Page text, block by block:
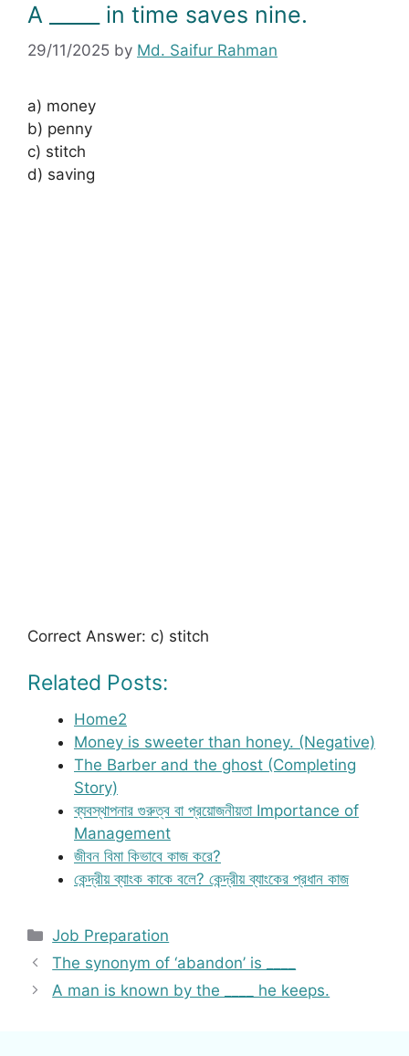
A _____ in time saves nine.
29/11/2025 by Md. Saifur Rahman
a) money
b) penny
c) stitch
d) saving
Correct Answer: c) stitch
Related Posts:
Home2
Money is sweeter than honey. (Negative)
The Barber and the ghost (Completing
Story)
ব্যবস্থাপনার গুরুত্ব বা প্রয়োজনীয়তা Importance of
Management
জীবন বিমা কিভাবে কাজ করে?
কেন্দ্রীয় ব্যাংক কাকে বলে? কেন্দ্রীয় ব্যাংকের প্রধান কাজ
Categories
Job Preparation
The synonym of ‘abandon’ is ____
A man is known by the ____ he keeps.